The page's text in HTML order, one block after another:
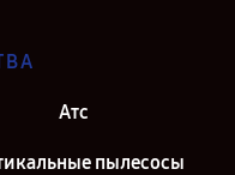
Атс
пылесосы